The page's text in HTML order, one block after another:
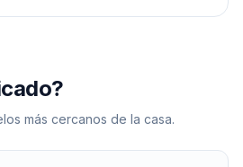
más cercanos de la casa.